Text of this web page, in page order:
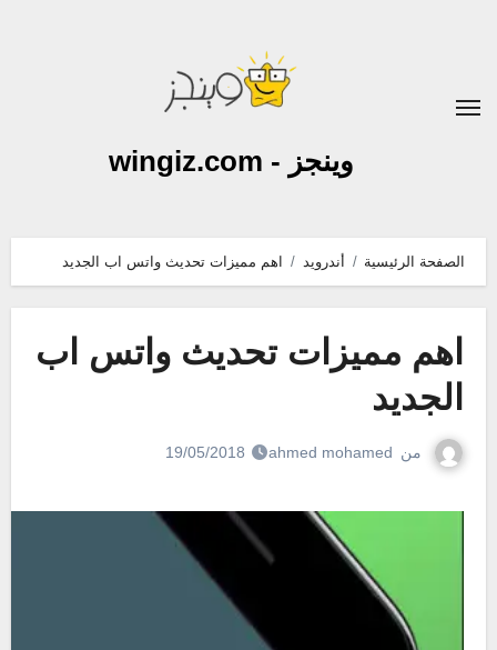
وينجز - wingiz.com
الصفحة الرئيسية أندرويد اهم مميزات تحديث واتس اب الجديد
اهم مميزات تحديث واتس اب
الجديد
من ahmed mohamed
19/05/2018